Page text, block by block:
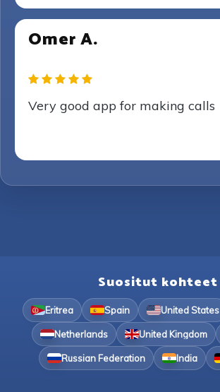
Omer A.
Very good app for making calls
Suositut kohteet
Eritrea Spain United States
Netherlands United Kingdom
Russian Federation India